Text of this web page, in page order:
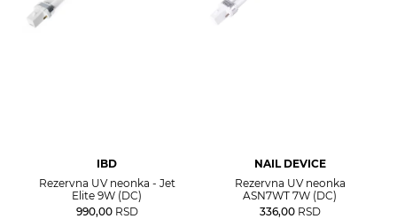
IBD
Rezervna UV neonka - Jet
Elite 9W (DC)
990,00 RSD
NAIL DEVICE
Rezervna UV neonka
ASN7WT 7W (DC)
336,00 RSD